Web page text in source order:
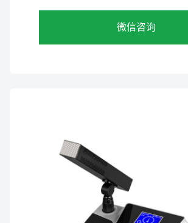
微信咨询